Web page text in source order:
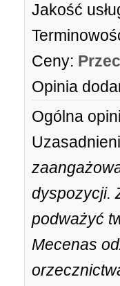
Jakość
Ceny:
Opinia
Ogólna
dyspozycji.
podważyć
Mecenas